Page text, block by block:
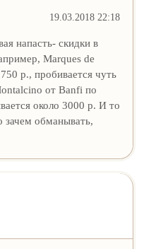
19.03.2018 22:18
напасть- скидки в
Marques de
р., пробивается чуть
от Banfi по
около 3000 р. И то
зачем обманывать,